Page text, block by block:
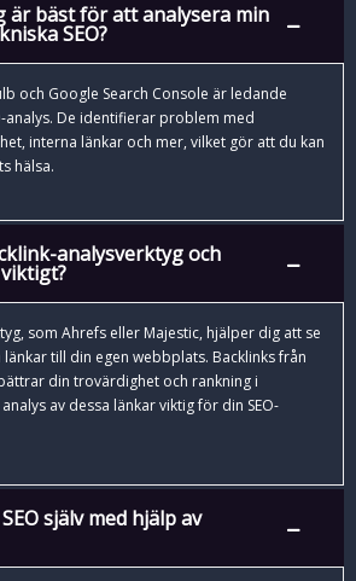
är bäst för att analysera min
SEO?
och Google Search Console är ledande
analys. De identifierar problem med
interna länkar och mer, vilket gör att du kan
hälsa.
analysverktyg och
som Ahrefs eller Majestic, hjälper dig att se
till din egen webbplats. Backlinks från
din trovärdighet och rankning i
av dessa länkar viktig för din SEO-
själv med hjälp av